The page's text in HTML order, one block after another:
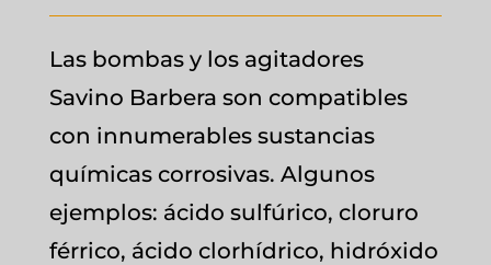
Las bombas y los agitadores
Savino Barbera son compatibles
con innumerables sustancias
químicas corrosivas. Algunos
ejemplos: ácido sulfúrico, cloruro
férrico, ácido clorhídrico, hidróxido